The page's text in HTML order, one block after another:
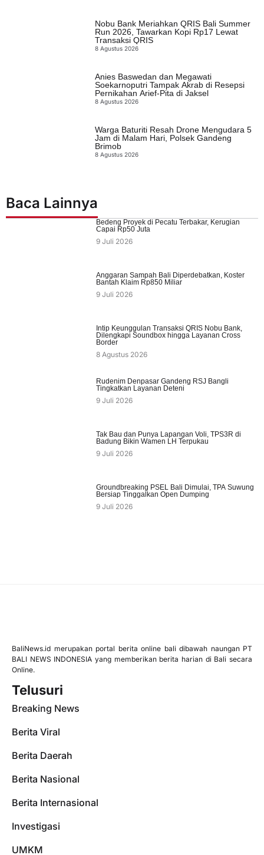
Nobu Bank Meriahkan QRIS Bali Summer
Run 2026, Tawarkan Kopi Rp17 Lewat
Transaksi QRIS
8 Agustus 2026
Anies Baswedan dan Megawati
Soekarnoputri Tampak Akrab di Resepsi
Pernikahan Arief-Pita di Jaksel
8 Agustus 2026
Warga Baturiti Resah Drone Mengudara 5
Jam di Malam Hari, Polsek Gandeng
Brimob
8 Agustus 2026
Baca Lainnya
Bedeng Proyek di Pecatu Terbakar, Kerugian
Capai Rp50 Juta
9 Juli 2026
Anggaran Sampah Bali Diperdebatkan, Koster
Bantah Klaim Rp850 Miliar
9 Juli 2026
Intip Keunggulan Transaksi QRIS Nobu Bank,
Dilengkapi Soundbox hingga Layanan Cross
Border
8 Agustus 2026
Rudenim Denpasar Gandeng RSJ Bangli
Tingkatkan Layanan Deteni
9 Juli 2026
Tak Bau dan Punya Lapangan Voli, TPS3R di
Badung Bikin Wamen LH Terpukau
9 Juli 2026
Groundbreaking PSEL Bali Dimulai, TPA Suwung
Bersiap Tinggalkan Open Dumping
9 Juli 2026
BaliNews.id merupakan portal berita online bali dibawah naungan PT
BALI NEWS INDONESIA yang memberikan berita harian di Bali secara
Online.
Telusuri
Breaking News
Berita Viral
Berita Daerah
Berita Nasional
Berita Internasional
Investigasi
UMKM